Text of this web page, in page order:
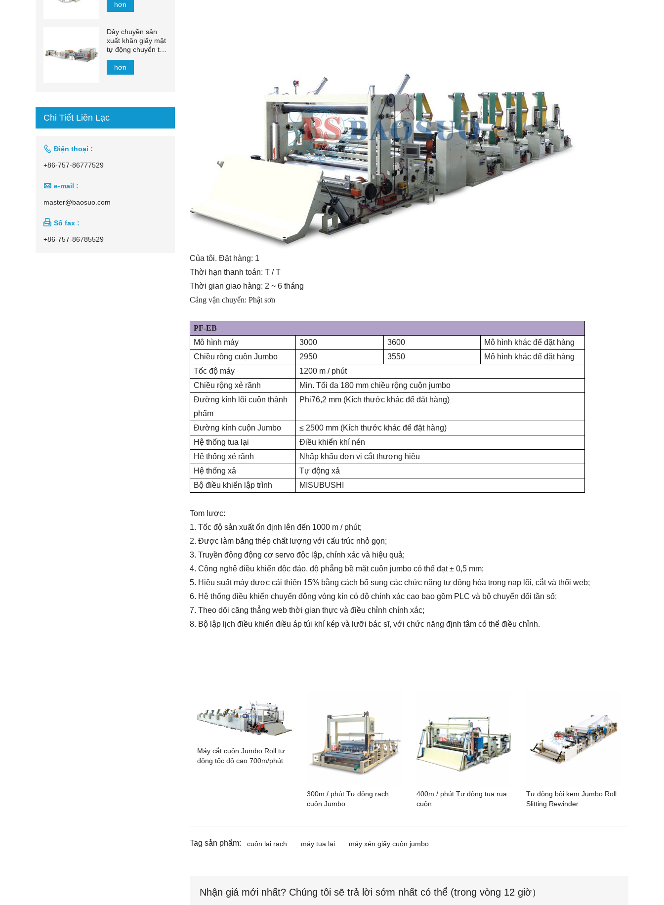
Của tôi. Đặt hàng: 1
Thời hạn thanh toán: T / T
Thời gian giao hàng: 2 ~ 6 tháng
Cảng vận chuyển: Phật sơn
PF-EB
Mô hình máy
3000 3600
Mô hình khác để đặt hàng
Chiều rộng cuộn Jumbo
2950 3550
Mô hình khác để đặt hàng
Tốc độ máy
1200 m / phút
Chiều rộng xẻ rãnh
Min. Tối đa 180 mm chiều rộng cuộn jumbo
Đường kính lõi cuộn thành
phẩm
Phi76,2 mm (Kích thước khác để đặt hàng)
Đường kính cuộn Jumbo
≤ 2500 mm (Kích thước khác để đặt hàng)
Hệ thống tua lại
Điều khiển khí nén
Hệ thống xẻ rãnh
Nhập khẩu đơn vị cắt thương hiệu
Hệ thống xả
Tự động xả
Bộ điều khiển lập trình
MISUBUSHI
Tom lược:
1. Tốc độ sản xuất ổn định lên đến 1000 m / phút;
2. Được làm bằng thép chất lượng với cấu trúc nhỏ gọn;
3. Truyền động động cơ servo độc lập, chính xác và hiệu quả;
4. Công nghệ điều khiển độc đáo, độ phẳng bề mặt cuộn jumbo có thể đạt ± 0,5 mm;
5. Hiệu suất máy được cải thiện 15% bằng cách bổ sung các chức năng tự động hóa trong nạp lõi, cắt và thổi web;
6. Hệ thống điều khiển chuyển động vòng kín có độ chính xác cao bao gồm PLC và bộ chuyển đổi tần số;
7. Theo dõi căng thẳng web thời gian thực và điều chỉnh chính xác;
8. Bộ lập lịch điều khiển điều áp túi khí kép và lưỡi bác sĩ, với chức năng định tâm có thể điều chỉnh.
Máy cắt cuộn Jumbo Roll tự
động tốc độ cao 700m/phút
300m / phút Tự động rạch
cuộn Jumbo
400m / phút Tự động tua rua
cuộn
Tự động bôi kem Jumbo Roll
Slitting Rewinder
Tag sản phẩm: cuộn lại rạch máy tua lại máy xén giấy cuộn jumbo
Nhận giá mới nhất? Chúng tôi sẽ trả lời sớm nhất có thể (trong vòng 12 giờ）
hơn
Dây chuyền sản
xuất khăn giấy mặt
tự động chuyển tự
động 1500mm -
2200mm
hơn
Chi Tiết Liên Lạc
 Điện thoại :
+86-757-86777529
 e-mail :
master@baosuo.com
 Số fax :
+86-757-86785529